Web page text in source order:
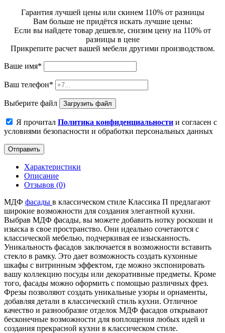
Гарантия лучшей цены или скинем 110% от разницы
Вам больше не придётся искать лучшие цены:
Если вы найдете товар дешевле, снизим цену на 110% от
разницы в цене
Прикрепите расчет вашей мебели другими производством.
Ваше имя*
Ваш телефон*
Выберите файл Загрузить файл
Я прочитал Политика конфиденциальности и согласен с
условиями безопасности и обработки персональных данных
Отправить
Характеристики
Описание
Отзывов (0)
МДФ фасады в классическом стиле Классика П предлагают
широкие возможности для создания элегантной кухни.
Выбрав МДФ фасады, вы можете добавить нотку роскоши и
изыска в свое пространство. Они идеально сочетаются с
классической мебелью, подчеркивая ее изысканность.
Уникальность фасадов заключается в возможности вставить
стекло в рамку. Это дает возможность создать кухонные
шкафы с витринным эффектом, где можно экспонировать
вашу коллекцию посуды или декоративные предметы. Кроме
того, фасады можно оформить с помощью различных фрез.
Фрезы позволяют создать уникальные узоры и орнаменты,
добавляя детали в классический стиль кухни. Отличное
качество и разнообразие отделок МДФ фасадов открывают
бесконечные возможности для воплощения любых идей и
создания прекрасной кухни в классическом стиле.